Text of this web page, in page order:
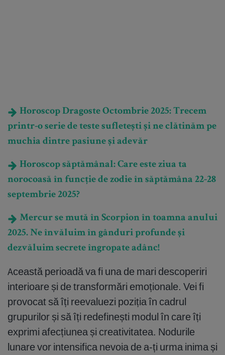
Horoscop Dragoste Octombrie 2025: Trecem
printr-o serie de teste sufletești și ne clătinăm pe
muchia dintre pasiune și adevăr
Horoscop săptămânal: Care este ziua ta
norocoasă în funcție de zodie în săptămâna 22-28
septembrie 2025?
Mercur se mută în Scorpion în toamna anului
2025. Ne învăluim în gânduri profunde și
dezvăluim secrete îngropate adânc!
Această perioadă va fi una de mari descoperiri
interioare și de transformări emoționale. Vei fi
provocat să îți reevaluezi poziția în cadrul
grupurilor și să îți redefinești modul în care îți
exprimi afecțiunea și creativitatea. Nodurile
lunare vor intensifica nevoia de a-ți urma inima și